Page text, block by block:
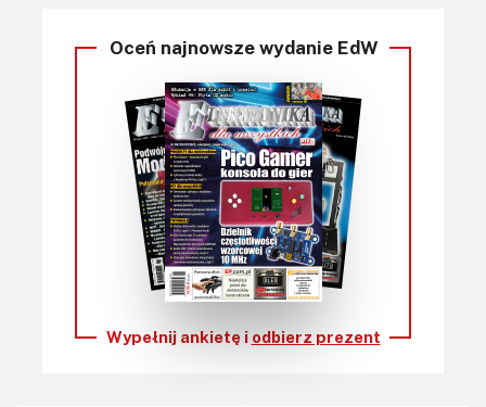
Oceń najnowsze wydanie EdW
Wypełnij ankietę i odbierz prezent